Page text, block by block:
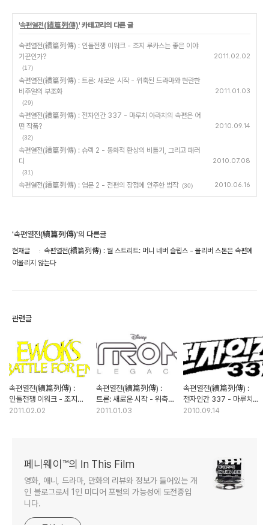
'속편열전(續篇列傳)' 카테고리의 다른 글
속편열전(續篇列傳) : 인돌전쟁 이워크 - 조지 루카스는 좋은 이야
기꾼인가?
(17)
2011.02.02
속편열전(續篇列傳) : 트론: 새로운 시작 - 위축된 드라마와 현란한
비주얼의 부조화
(29)
2011.01.03
속편열전(續篇列傳) : 전자인간 337 - 마루치 아라치의 속편은 어
떤 작품?
(32)
2010.09.14
속편열전(續篇列傳) : 슈렉 2 - 동화적 환상의 비틀기, 그리고 패러
디
(31)
2010.07.08
속편열전(續篇列傳) : 엽문 2 - 전편의 장점에 안주한 범작 (30) 2010.06.16
'속편열전(續篇列傳)'의 다른글
현재글
속편열전(續篇列傳) : 월 스트리트: 머니 네버 슬립스 - 올리버 스톤은 속편에
어울리지 않는다
관련글
속편열전(續篇列傳) :
인돌전쟁 이워크 - 조지
루카스는 좋은
2011.02.02
속편열전(續篇列傳) :
트론: 새로운 시작 - 위축된
드라마와 현란한 비주얼의
2011.01.03
속편열전(續篇列傳) :
전자인간 337 - 마루치
아라치의 속편은 어떤
2010.09.14
페니웨이™의 In This Film
영화, 애니, 드라마, 만화의 리뷰와 정보가 들어있는 개
인 블로그로서 1인 미디어 포털의 가능성에 도전중입
니다.